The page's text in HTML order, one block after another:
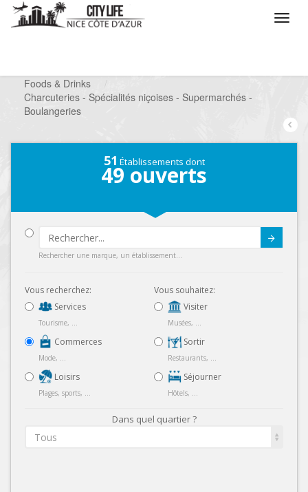
Foods & Drinks
/
Charcuteries - Spécialités niçoises - Supermarchés -
Boulangeries
51 Établissements dont
49 ouverts
Rechercher une marque, un établissement...
Vous recherchez:
Services
Tourisme, ...
Commerces
Mode, ...
Loisirs
Plages, sports, ...
Vous souhaitez:
Visiter
Musées, ...
Sortir
Restaurants, ...
Séjourner
Hôtels, ...
Dans quel quartier ?
Tous